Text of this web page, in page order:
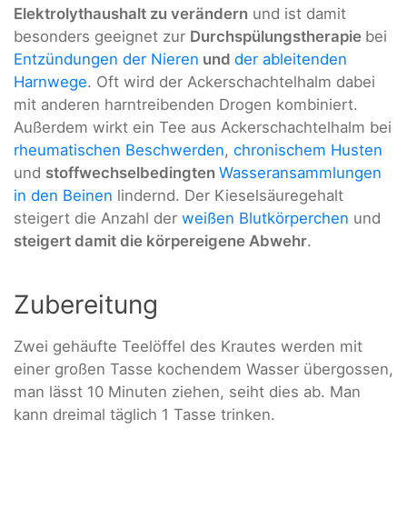
Elektrolythaushalt zu verändern und ist damit
besonders geeignet zur Durchspülungstherapie bei
Entzündungen der Nieren und der ableitenden
Harnwege. Oft wird der Ackerschachtelhalm dabei
mit anderen harntreibenden Drogen kombiniert.
Außerdem wirkt ein Tee aus Ackerschachtelhalm bei
rheumatischen Beschwerden, chronischem Husten
und stoffwechselbedingten Wasseransammlungen
in den Beinen lindernd. Der Kieselsäuregehalt
steigert die Anzahl der weißen Blutkörperchen und
steigert damit die körpereigene Abwehr.
Zubereitung
Zwei gehäufte Teelöffel des Krautes werden mit
einer großen Tasse kochendem Wasser übergossen,
man lässt 10 Minuten ziehen, seiht dies ab. Man
kann dreimal täglich 1 Tasse trinken.